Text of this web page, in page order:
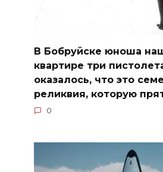
В Бобруйске юноша
квартире три
оказалось, что это
реликвия, которую
0